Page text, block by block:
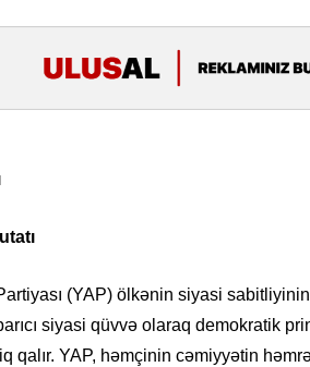
(YAP) ölkənin siyasi sabitliyinin
siyasi qüvvə olaraq demokratik
qalır. YAP, həmçinin cəmiyyətin